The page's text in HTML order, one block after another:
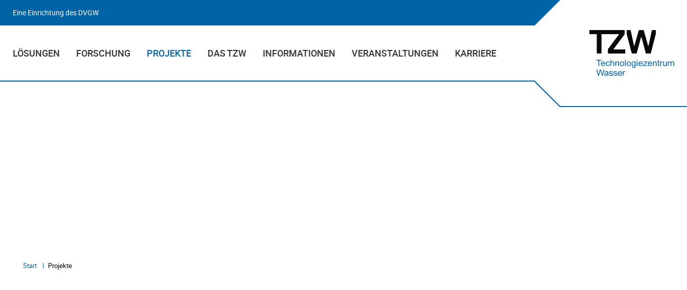
LÖSUNGEN FORSCHUNG PROJEKTE DAS TZW INFORMATIONEN VERANSTALTUNGEN KARRIERE
Eine Einrichtung des DVGW
Start Projekte